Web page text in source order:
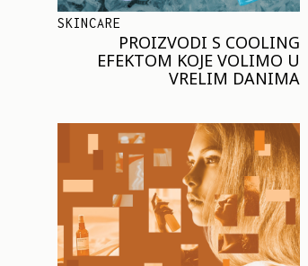
SKINCARE
PROIZVODI S COOLING
EFEKTOM KOJE VOLIMO U
VRELIM DANIMA